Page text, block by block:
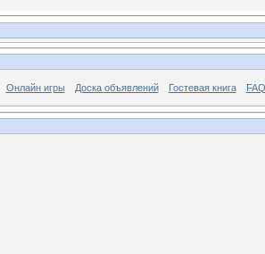
Онлайн игры Доска объявлений Гостевая книга